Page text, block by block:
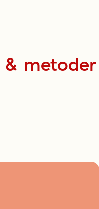
& metoder